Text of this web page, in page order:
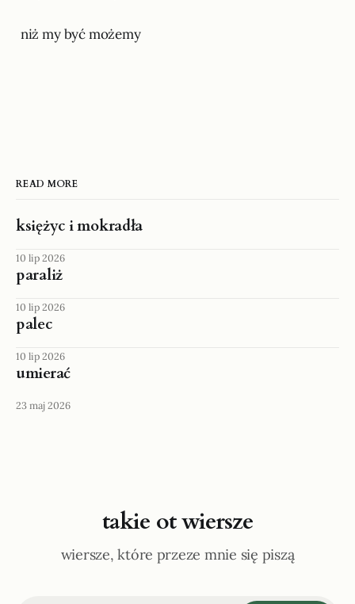
niż my być możemy
READ MORE
księżyc i mokradła
10 lip 2026
paraliż
10 lip 2026
palec
10 lip 2026
umierać
23 maj 2026
takie ot wiersze
wiersze, które przeze mnie się piszą